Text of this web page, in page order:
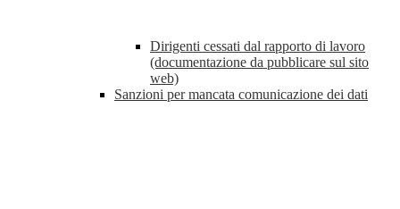
Dirigenti cessati dal rapporto di lavoro
(documentazione da pubblicare sul sito
web)
Sanzioni per mancata comunicazione dei dati